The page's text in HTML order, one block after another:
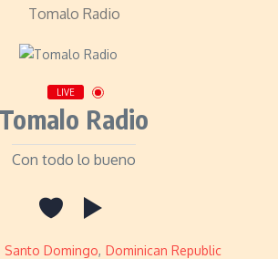
Tomalo Radio
LIVE
Tomalo Radio
Con todo lo bueno
Santo Domingo, Dominican Republic